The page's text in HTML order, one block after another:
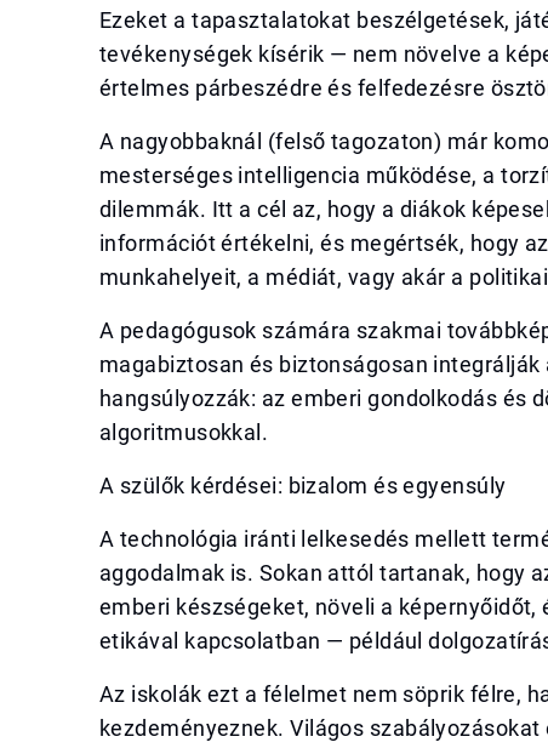
Ezeket a tapasztalatokat beszélgetések,
tevékenységek kísérik — nem növelve a
értelmes párbeszédre és felfedezésre
A nagyobbaknál (felső tagozaton) már
mesterséges intelligencia működése, a
dilemmák. Itt a cél az, hogy a diákok
információt értékelni, és megértsék, hogy
munkahelyeit, a médiát, vagy akár a
A pedagógusok számára szakmai
magabiztosan és biztonságosan
hangsúlyozzák: az emberi gondolkodás és
algoritmusokkal.
A szülők kérdései: bizalom és egyensúly
A technológia iránti lelkesedés mellett
aggodalmak is. Sokan attól tartanak, hogy
emberi készségeket, növeli a képernyőidőt,
etikával kapcsolatban — például
Az iskolák ezt a félelmet nem söprik félre,
kezdeményeznek. Világos